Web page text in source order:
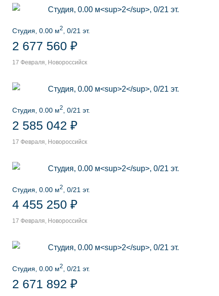
Студия, 0.00 м2 , 0/21 эт.
2 677 560 ₽
17 Февраля, Новороссийск
Студия, 0.00 м2 , 0/21 эт.
2 585 042 ₽
17 Февраля, Новороссийск
Студия, 0.00 м2 , 0/21 эт.
4 455 250 ₽
17 Февраля, Новороссийск
Студия, 0.00 м2 , 0/21 эт.
2 671 892 ₽